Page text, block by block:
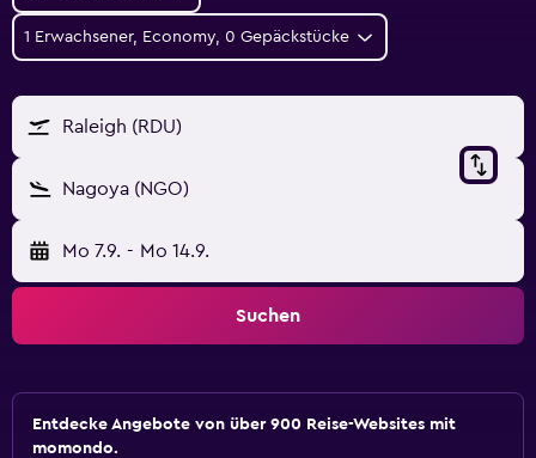
1 Erwachsener, Economy, 0 Gepäckstücke
Raleigh (RDU)
Nagoya (NGO)
Mo 7.9. - Mo 14.9.
Suchen
Entdecke Angebote von über 900 Reise-Websites mit
momondo.